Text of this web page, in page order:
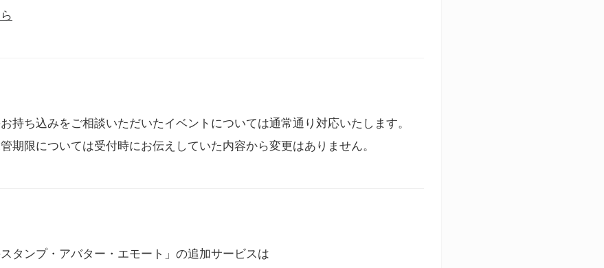
持ち込みをご相談いただいたイベントについては通常通り対応いたします。
期限については受付時にお伝えしていた内容から変更はありません。
タンプ・アバター・エモート」の追加サービスは